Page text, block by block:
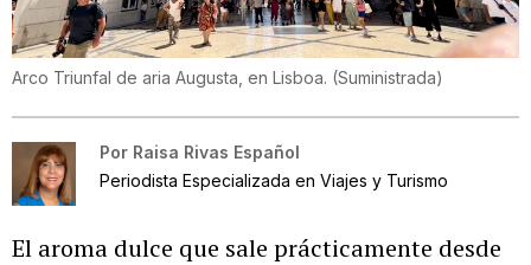
Arco Triunfal de aria Augusta, en Lisboa. (Suministrada)
Por Raisa Rivas Español
Periodista Especializada en Viajes y Turismo
El aroma dulce que sale prácticamente desde